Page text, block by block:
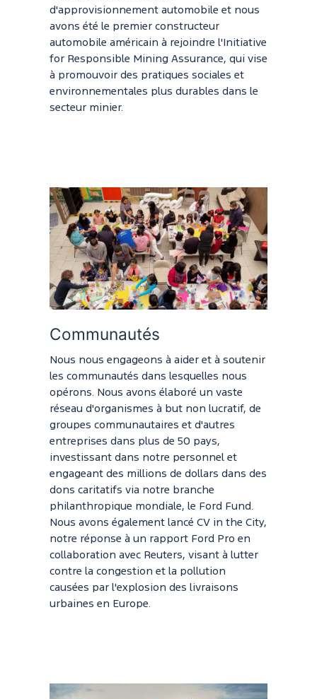
d'approvisionnement automobile et nous
avons été le premier constructeur
automobile américain à rejoindre l'Initiative
for Responsible Mining Assurance, qui vise
à promouvoir des pratiques sociales et
environnementales plus durables dans le
secteur minier.
Communautés
Nous nous engageons à aider et à soutenir
les communautés dans lesquelles nous
opérons. Nous avons élaboré un vaste
réseau d'organismes à but non lucratif, de
groupes communautaires et d'autres
entreprises dans plus de 50 pays,
investissant dans notre personnel et
engageant des millions de dollars dans des
dons caritatifs via notre branche
philanthropique mondiale, le Ford Fund.
Nous avons également lancé CV in the City,
notre réponse à un rapport Ford Pro en
collaboration avec Reuters, visant à lutter
contre la congestion et la pollution
causées par l'explosion des livraisons
urbaines en Europe.